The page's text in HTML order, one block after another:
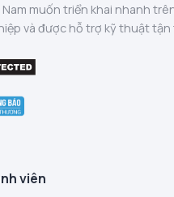
muốn triển khai nhanh
và được hỗ trợ kỹ thuật tận
viên